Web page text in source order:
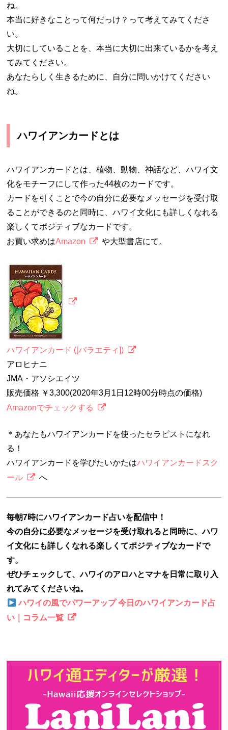
ね。
本当に好きなことって何だっけ？って考えてみてくださ
い。
大切にしていることを、本当に大切に出来ているかを考え
てみてください。
あなたらしく生きるために、自分に問いかけてください
ね。
ハワイアンカードとは
ハワイアンカードとは、植物、動物、神話など、ハワイ文
化をモチーフにして作った44枚のカードです。
カードを引くことで今の自分に必要なメッセージを受け取
ることができるのと同時に、ハワイ文化にも詳しくなれる
楽しくてポジティブなカードです。
お買い求めはAmazon や大型書店にて。
ハワイアンカード ([バラエティ])
アロヒナニ
JMA・アソシエイツ
販売価格 ￥3,300(2020年3月1日12時00分時点の価格)
Amazonでチェックする
＊あなたもハワイアンカードを使ったセラピストになれ
る！
ハワイアンカードを学びたいかたはハワイアンカードスク
ール
へ
毎朝7時にハワイアンカード占いを配信中！
今の自分に必要なメッセージを受け取れると同時に、ハワ
イ文化にも詳しくなれる楽しくてポジティブなカードで
す。
ぜひチェックして、ハワイのアロハとマナを日常に取り入
れてみてくださいね。
ハワイの風でパワーアップ 今日のハワイアンカード占
い｜コラム一覧